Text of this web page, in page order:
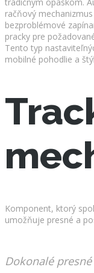
račňový
bezproblémové
pracky pre
Tento typ
mobilné pohodlie a
Komponent, ktorý
umožňuje presné a
Dokonalé